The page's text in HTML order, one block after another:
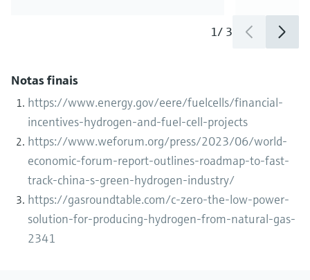
1/ 3
Notas finais
https://www.energy.gov/eere/fuelcells/financial-
incentives-hydrogen-and-fuel-cell-projects
https://www.weforum.org/press/2023/06/world-
economic-forum-report-outlines-roadmap-to-fast-
track-china-s-green-hydrogen-industry/
https://gasroundtable.com/c-zero-the-low-power-
solution-for-producing-hydrogen-from-natural-gas-
2341